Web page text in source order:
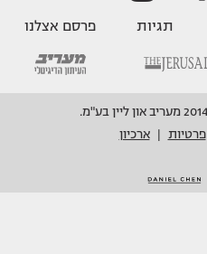
תגיות פרסם אצלנו
פרטיות ארכיון